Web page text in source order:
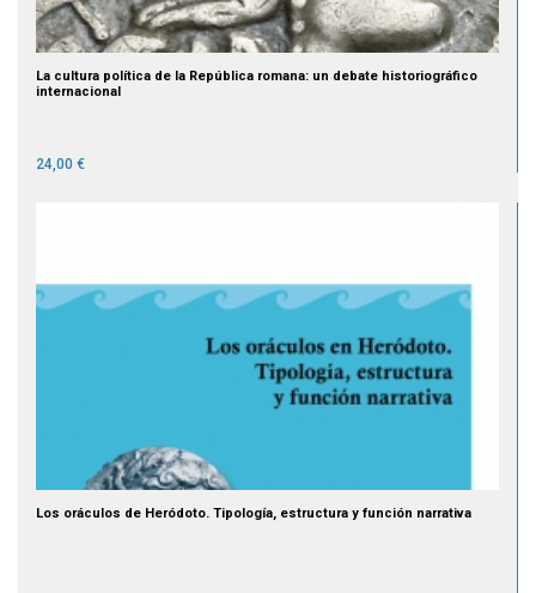
La cultura política de la República romana: un debate historiográfico
internacional
24,00 €
Los oráculos de Heródoto. Tipología, estructura y función narrativa